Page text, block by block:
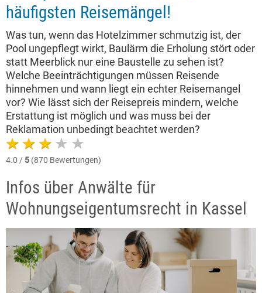
häufigsten Reisemängel!
Was tun, wenn das Hotelzimmer schmutzig ist, der
Pool ungepflegt wirkt, Baulärm die Erholung stört oder
statt Meerblick nur eine Baustelle zu sehen ist?
Welche Beeinträchtigungen müssen Reisende
hinnehmen und wann liegt ein echter Reisemangel
vor? Wie lässt sich der Reisepreis mindern, welche
Erstattung ist möglich und was muss bei der
Reklamation unbedingt beachtet werden?
4.0 / 5 (870 Bewertungen)
Infos über Anwälte für
Wohnungseigentumsrecht in Kassel